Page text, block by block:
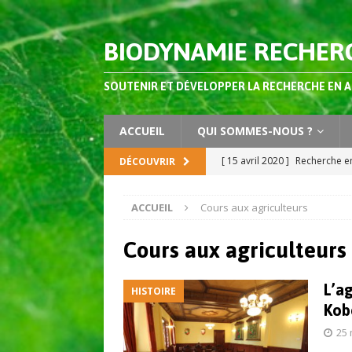
BIODYNAMIE
SOUTENIR ET DÉVELOPPER LA RECHERCHE EN
ACCUEIL QUI SOMMES-NOUS ?
DÉCOUVRIR [ 15 avril 2020 ] Recherche
[ 2 octobre 2019 ]
Agriculture Vol 4 (2019)
composts ?
AGRONOMIE
[ 26 juin 2026 ] Vers des
apprendre de l’agriculture
ACCUEIL Cours aux agriculteurs
Cours aux agriculteurs
HISTOIRE
25